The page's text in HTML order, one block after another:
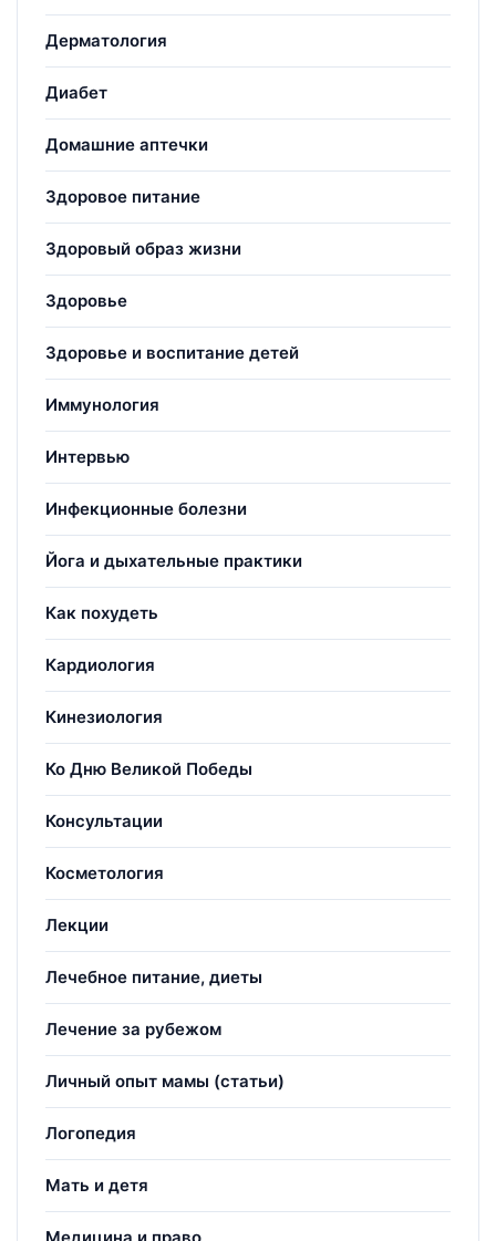
Дерматология
Диабет
Домашние аптечки
Здоровое питание
Здоровый образ жизни
Здоровье
Здоровье и воспитание детей
Иммунология
Интервью
Инфекционные болезни
Йога и дыхательные практики
Как похудеть
Кардиология
Кинезиология
Ко Дню Великой Победы
Консультации
Косметология
Лекции
Лечебное питание, диеты
Лечение за рубежом
Личный опыт мамы (статьи)
Логопедия
Мать и детя
Медицина и право